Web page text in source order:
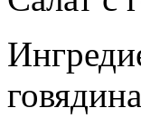
говядина